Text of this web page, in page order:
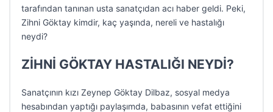
tarafından tanınan usta sanatçıdan acı haber geldi. Peki,
Zihni Göktay kimdir, kaç yaşında, nereli ve hastalığı
neydi?
ZİHNİ GÖKTAY HASTALIĞI NEYDİ?
Sanatçının kızı Zeynep Göktay Dilbaz, sosyal medya
hesabından yaptığı paylaşımda, babasının vefat ettiğini